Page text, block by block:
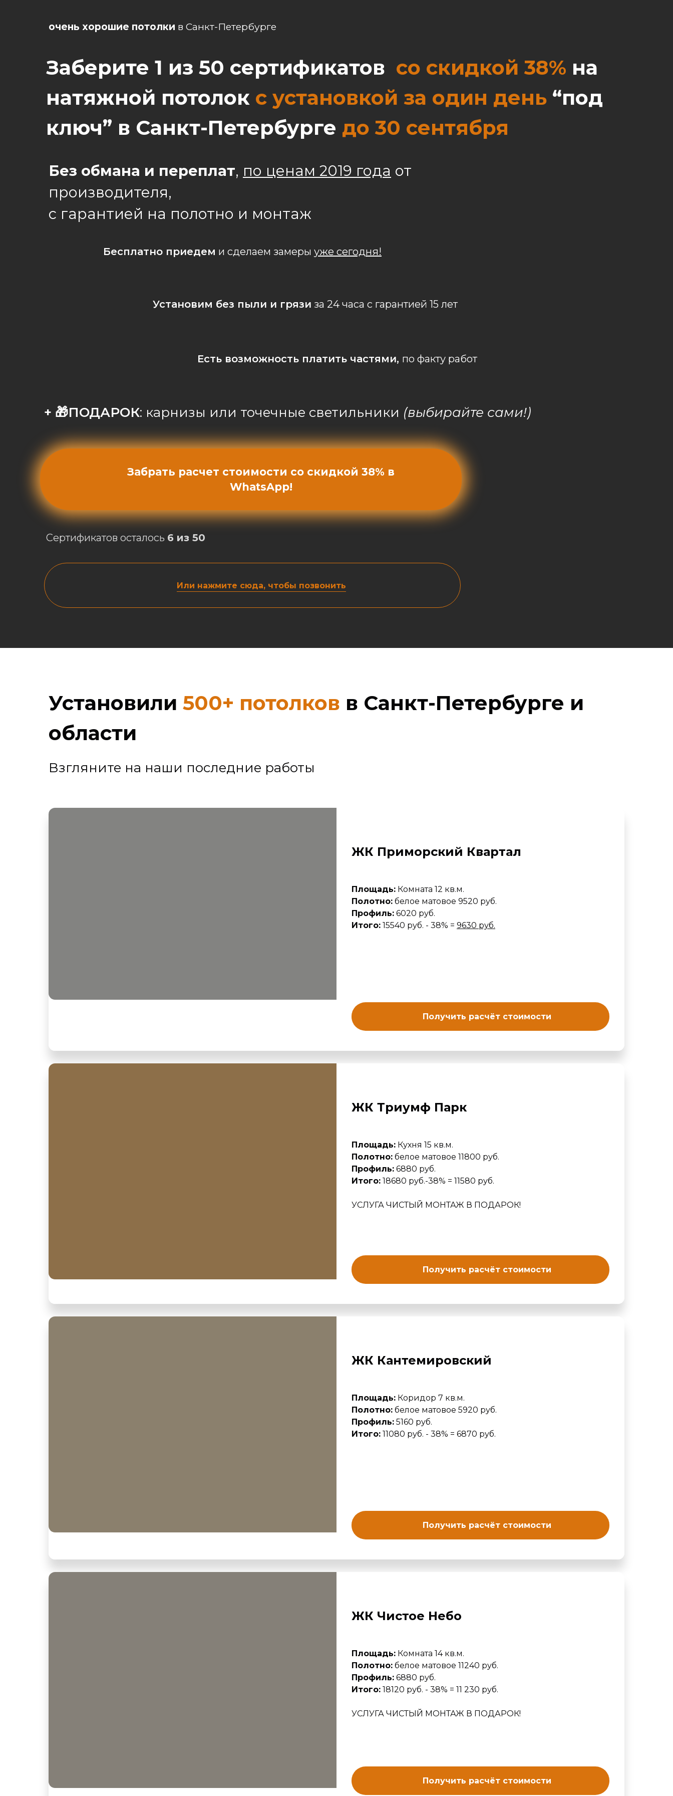
Сертификатов осталось 6 из 50
Или нажмите сюда, чтобы позвонить
Забрать расчет стоимости со скидкой 38% в
WhatsApp!
очень хорошие потолки в Санкт-Петербурге
Без обмана и переплат, по ценам 2019 года от
производителя,
с гарантией на полотно и монтаж
+ 🎁ПОДАРОК: карнизы или точечные светильники (выбирайте сами!)
Есть возможность платить частями, по факту работ
Установим без пыли и грязи за 24 часа с гарантией 15 лет
Бесплатно приедем и сделаем замеры уже сегодня!
Заберите 1 из 50 сертификатов со скидкой 38% на
натяжной потолок с установкой за один день “под
ключ” в Санкт-Петербурге до 30 сентября
Установили 500+ потолков в Санкт-Петербурге и
области
Взгляните на наши последние работы
ЖК Приморский Квартал
Площадь: Комната 12 кв.м.
Полотно: белое матовое 9520 руб.
Профиль: 6020 руб.
Итого: 15540 руб. - 38% = 9630 руб.
Получить расчёт стоимости
ЖК Триумф Парк
Площадь: Кухня 15 кв.м.
Полотно: белое матовое 11800 руб.
Профиль: 6880 руб.
Итого: 18680 руб.-38% = 11580 руб.
УСЛУГА ЧИСТЫЙ МОНТАЖ В ПОДАРОК!
Получить расчёт стоимости
ЖК Кантемировский
Площадь: Коридор 7 кв.м.
Полотно: белое матовое 5920 руб.
Профиль: 5160 руб.
Итого: 11080 руб. - 38% = 6870 руб.
Получить расчёт стоимости
ЖК Чистое Небо
Площадь: Комната 14 кв.м.
Полотно: белое матовое 11240 руб.
Профиль: 6880 руб.
Итого: 18120 руб. - 38% = 11 230 руб.
УСЛУГА ЧИСТЫЙ МОНТАЖ В ПОДАРОК!
Получить расчёт стоимости